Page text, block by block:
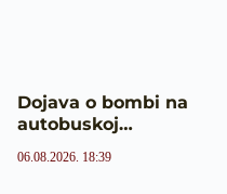
Dojava o bombi na
autobuskoj…
06.08.2026. 18:39